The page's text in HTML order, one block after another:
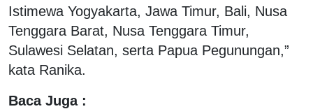
Istimewa Yogyakarta, Jawa Timur, Bali, Nusa
Tenggara Barat, Nusa Tenggara Timur,
Sulawesi Selatan, serta Papua Pegunungan,”
kata Ranika.
Baca Juga :